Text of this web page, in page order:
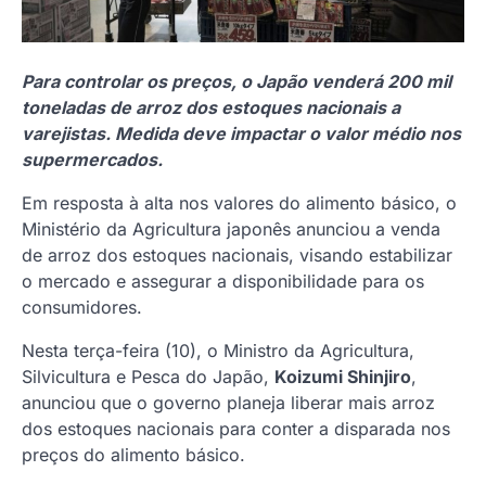
Para controlar os preços, o Japão venderá 200 mil
toneladas de arroz dos estoques nacionais a
varejistas. Medida deve impactar o valor médio nos
supermercados.
Em resposta à alta nos valores do alimento básico, o
Ministério da Agricultura japonês anunciou a venda
de arroz dos estoques nacionais, visando estabilizar
o mercado e assegurar a disponibilidade para os
consumidores.
Nesta terça-feira (10), o Ministro da Agricultura,
Silvicultura e Pesca do Japão, Koizumi Shinjiro,
anunciou que o governo planeja liberar mais arroz
dos estoques nacionais para conter a disparada nos
preços do alimento básico.